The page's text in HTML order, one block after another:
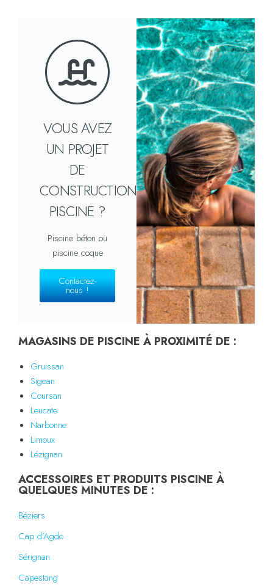
VOUS AVEZ
UN PROJET
DE
CONSTRUCTION
PISCINE ?
Piscine béton ou
piscine coque
Contactez-
nous !
MAGASINS DE PISCINE À PROXIMITÉ DE :
Gruissan
Sigean
Coursan
Leucate
Narbonne
Limoux
Lézignan
ACCESSOIRES ET PRODUITS PISCINE À
QUELQUES MINUTES DE :
Béziers
Cap d’Agde
Sérignan
Capestang